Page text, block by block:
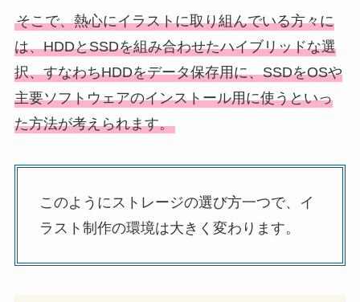
そこで、熱心にイラストに取り組んでいる方々に
は、HDDとSSDを組み合わせたハイブリッドな選
択、すなわちHDDをデータ保存用に、SSDをOSや
主要ソフトウェアのインストール用に使うといっ
た方法が考えられます。
このようにストレージの選び方一つで、イ
ラスト制作の環境は大きく変わります。